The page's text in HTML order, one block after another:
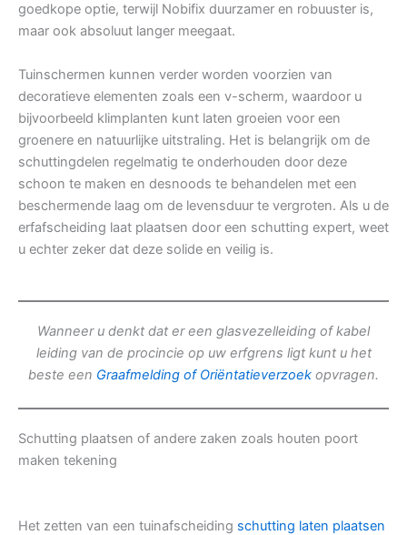
goedkope optie, terwijl Nobifix duurzamer en robuuster is,
maar ook absoluut langer meegaat.
Tuinschermen kunnen verder worden voorzien van
decoratieve elementen zoals een v-scherm, waardoor u
bijvoorbeeld klimplanten kunt laten groeien voor een
groenere en natuurlijke uitstraling. Het is belangrijk om de
schuttingdelen regelmatig te onderhouden door deze
schoon te maken en desnoods te behandelen met een
beschermende laag om de levensduur te vergroten. Als u de
erfafscheiding laat plaatsen door een schutting expert, weet
u echter zeker dat deze solide en veilig is.
Wanneer u denkt dat er een glasvezelleiding of kabel
leiding van de procincie op uw erfgrens ligt kunt u het
beste een Graafmelding of Oriëntatieverzoek opvragen.
Schutting plaatsen of andere zaken zoals houten poort
maken tekening
Het zetten van een tuinafscheiding schutting laten plaatsen